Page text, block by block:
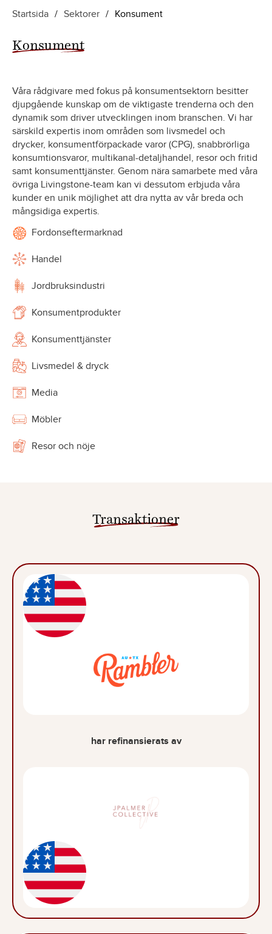
Startsida / Sektorer / Konsument
Konsument
Våra rådgivare med fokus på konsumentsektorn besitter
djupgående kunskap om de viktigaste trenderna och den
dynamik som driver utvecklingen inom branschen. Vi har
särskild expertis inom områden som livsmedel och
drycker, konsumentförpackade varor (CPG), snabbrörliga
konsumtionsvaror, multikanal-detaljhandel, resor och fritid
samt konsumenttjänster. Genom nära samarbete med våra
övriga Livingstone-team kan vi dessutom erbjuda våra
kunder en unik möjlighet att dra nytta av vår breda och
mångsidiga expertis.
Fordonseftermarknad
Handel
Jordbruksindustri
Konsumentprodukter
Konsumenttjänster
Livsmedel & dryck
Media
Möbler
Resor och nöje
Transaktioner
har refinansierats av